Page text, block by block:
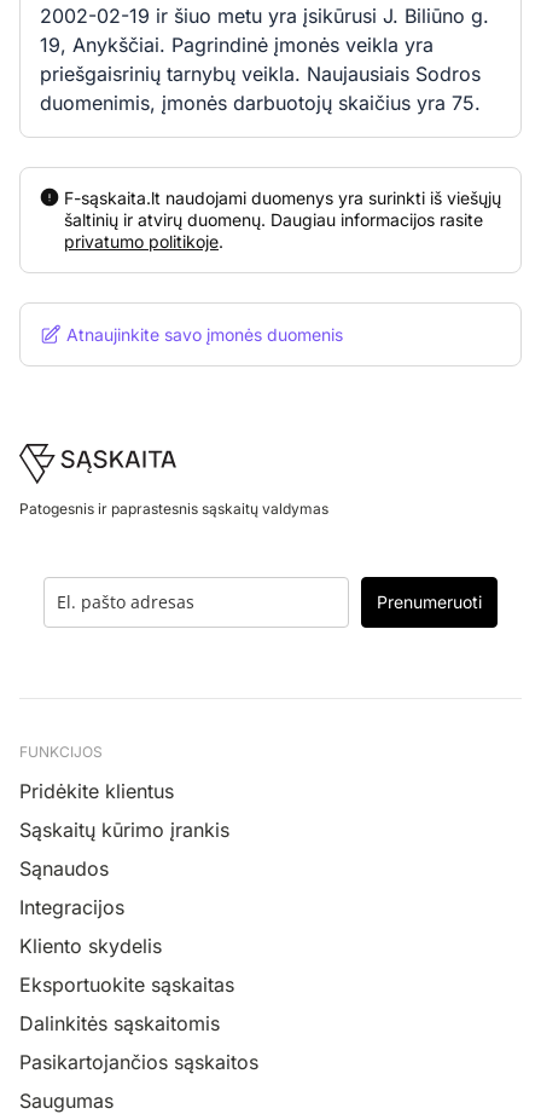
2002-02-19 ir šiuo metu yra įsikūrusi J. Biliūno g.
19, Anykščiai. Pagrindinė įmonės veikla yra
priešgaisrinių tarnybų veikla. Naujausiais Sodros
duomenimis, įmonės darbuotojų skaičius yra 75.
F-sąskaita.lt naudojami duomenys yra surinkti iš viešųjų
šaltinių ir atvirų duomenų. Daugiau informacijos rasite
privatumo politikoje.
Atnaujinkite savo įmonės duomenis
Footer
Patogesnis ir paprastesnis sąskaitų valdymas
Prenumeruoti
FUNKCIJOS
Pridėkite klientus
Sąskaitų kūrimo įrankis
Sąnaudos
Integracijos
Kliento skydelis
Eksportuokite sąskaitas
Dalinkitės sąskaitomis
Pasikartojančios sąskaitos
Saugumas